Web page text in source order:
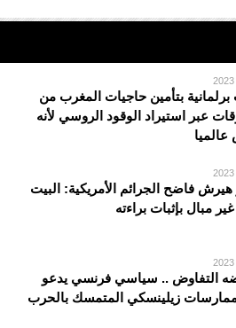
بتأمين حاجيات المغرب من
عبر استيراد الوقود الروسي لأنه
عالميا
فاضح الجرائم الأمريكية: البيت
غير مبال بإثبات براءته
التفاوض .. سياسي فرنسي يدعو
زيلينسكي المتمسك بالحرب